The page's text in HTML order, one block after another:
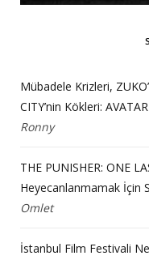
Mübadele Krizleri,
CITY’nin Kökleri:
Ronny
THE PUNISHER: ONE
Heyecanlanmamak İçin
Omlet
İstanbul Film Festivali